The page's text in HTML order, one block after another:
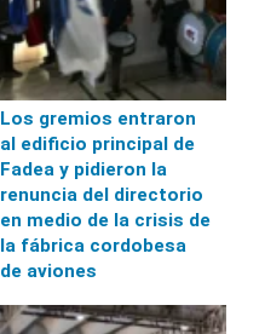
Los gremios entraron
al edificio principal de
Fadea y pidieron la
renuncia del directorio
en medio de la crisis de
la fábrica cordobesa
de aviones